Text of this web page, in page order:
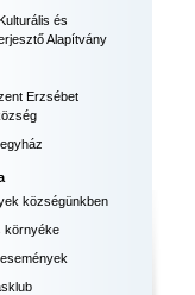
és
Alapítvány
Erzsébet
községünkben
környéke